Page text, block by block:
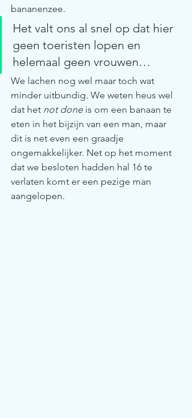
bananenzee.
Het valt ons al snel op dat hier
geen toeristen lopen en
helemaal geen vrouwen…
We lachen nog wel maar toch wat
minder uitbundig. We weten heus wel
dat het not done is om een banaan te
eten in het bijzijn van een man, maar
dit is net even een graadje
ongemakkelijker. Net op het moment
dat we besloten hadden hal 16 te
verlaten komt er een pezige man
aangelopen.